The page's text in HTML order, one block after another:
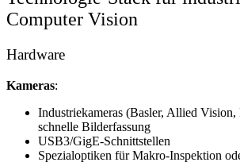
Computer Vision
Hardware
Kameras:
Industriekameras (Basler, Allied
schnelle Bilderfassung
USB3/GigE-Schnittstellen
Spezialoptiken für Makro-Inspektion